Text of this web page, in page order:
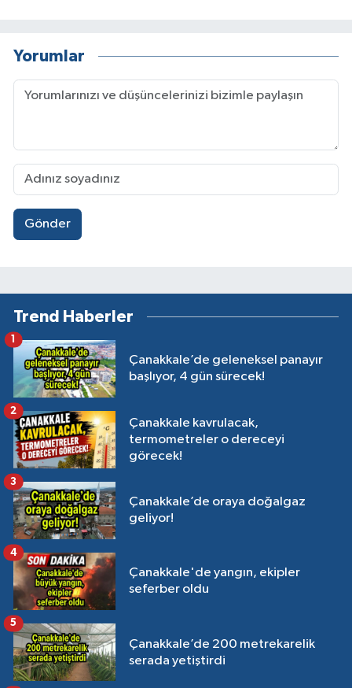
Yorumlar
Gönder
Trend Haberler
Çanakkale’de geleneksel panayır
başlıyor, 4 gün sürecek!
1
Çanakkale kavrulacak,
termometreler o dereceyi
görecek!
2
Çanakkale’de oraya doğalgaz
geliyor!
3
Çanakkale'de yangın, ekipler
seferber oldu
4
Çanakkale’de 200 metrekarelik
serada yetiştirdi
5